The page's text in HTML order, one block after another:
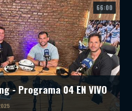
66:00
- Programa 04 EN VIVO